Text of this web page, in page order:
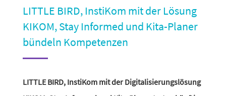
LITTLE BIRD, InstiKom mit der Lösung
KIKOM, Stay Informed und Kita-Planer
bündeln Kompetenzen
LITTLE BIRD, InstiKom mit der Digitalisierungslösung